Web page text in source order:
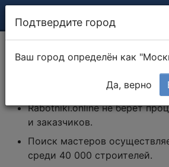
Rabotniki.online не берет
и заказчиков.
Поиск мастеров
среди 40 000 строителей.
Подтвердите город
Ваш город определён как
Да, верно